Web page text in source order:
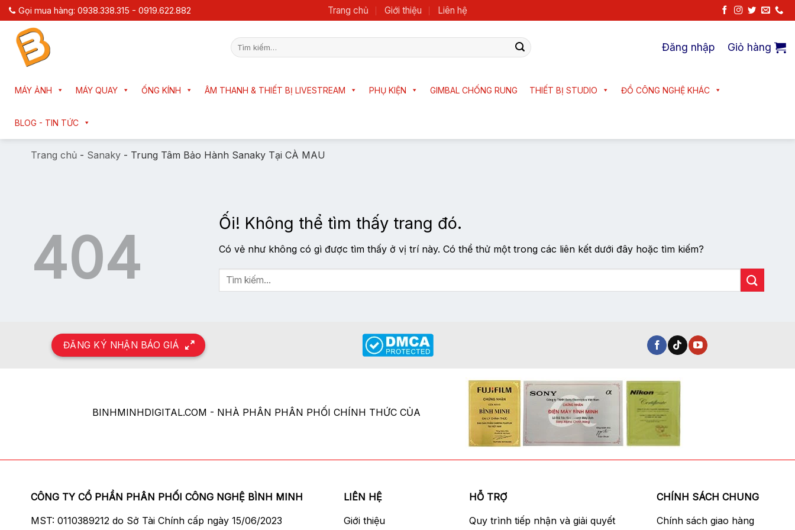
Chuyển
đến
dung
Gọi mua hàng: 0938.338.315 - 0919.622.882 Trang chủ Giới thiệu Liên hệ
Tìm
kiếm:
Đăng nhập Giỏ hàng
MÁY ẢNH MÁY QUAY ỐNG KÍNH ÂM THANH & THIẾT BỊ LIVESTREAM PHỤ KIỆN GIMBAL CHỐNG RUNG THIẾT BỊ STUDIO ĐỒ CÔNG NGHỆ KHÁC
BLOG - TIN TỨC
Trang chủ - Sanaky - Trung Tâm Bảo Hành Sanaky Tại CÀ MAU
404
Ối! Không thể tìm thấy trang đó.
Có vẻ như không có gì được tìm thấy ở vị trí này. Có thể thử một trong các liên kết dưới đây hoặc tìm kiếm?
ĐĂNG KÝ NHẬN BÁO GIÁ
BINHMINHDIGITAL.COM - NHÀ PHÂN PHÂN PHỐI CHÍNH THỨC CỦA
CÔNG TY CỔ PHẦN PHÂN PHỐI CÔNG NGHỆ BÌNH MINH
MST: 0110389212 do Sở Tài Chính cấp ngày 15/06/2023
LIÊN HỆ
Giới thiệu
HỖ TRỢ
Quy trình tiếp nhận và giải quyết
CHÍNH SÁCH CHUNG
Chính sách giao hàng